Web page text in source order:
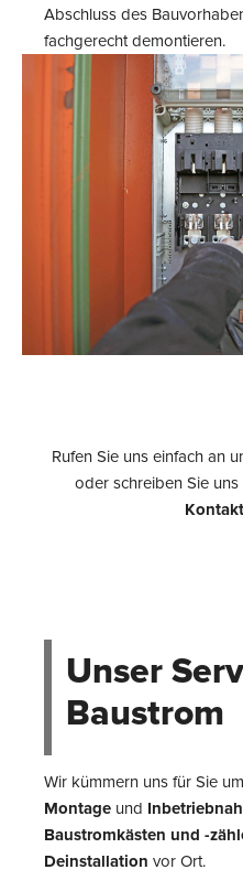
Abschluss des
fachgerecht demontieren.
Rufen Sie uns einfach an
oder schreiben Sie uns
Unser
Baustrom
Wir kümmern uns für Sie
Montage und
Baustromkästen und -
Deinstallation vor Ort.